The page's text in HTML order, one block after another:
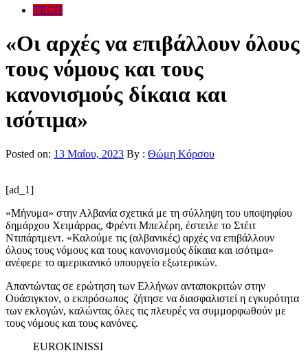
TECH
«Οι αρχές να επιβάλλουν όλους
τους νόμους και τους
κανονισμούς δίκαια και
ισότιμα»
Posted on: 13 Μαΐου, 2023 By : Θώμη Κόρσου
[ad_1]
«Μήνυμα» στην Αλβανία σχετικά με τη σύλληψη του υποψηφίου
δημάρχου Χειμάρρας, Φρέντι Μπελέρη, έστειλε το Στέιτ
Ντιπάρτμεντ. «Καλούμε τις (αλβανικές) αρχές να επιβάλλουν
όλους τους νόμους και τους κανονισμούς δίκαια και ισότιμα»
ανέφερε το αμερικανικό υπουργείο εξωτερικών.
Απαντώντας σε ερώτηση των Ελλήνων ανταποκριτών στην
Ουάσιγκτον, ο εκπρόσωπος ζήτησε να διασφαλιστεί η εγκυρότητα
των εκλογών, καλώντας όλες τις πλευρές να συμμορφωθούν με
τους νόμους και τους κανόνες.
EUROKINISSI